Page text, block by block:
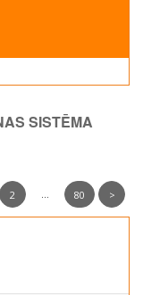
SISTĒMA
2 ... 80 >